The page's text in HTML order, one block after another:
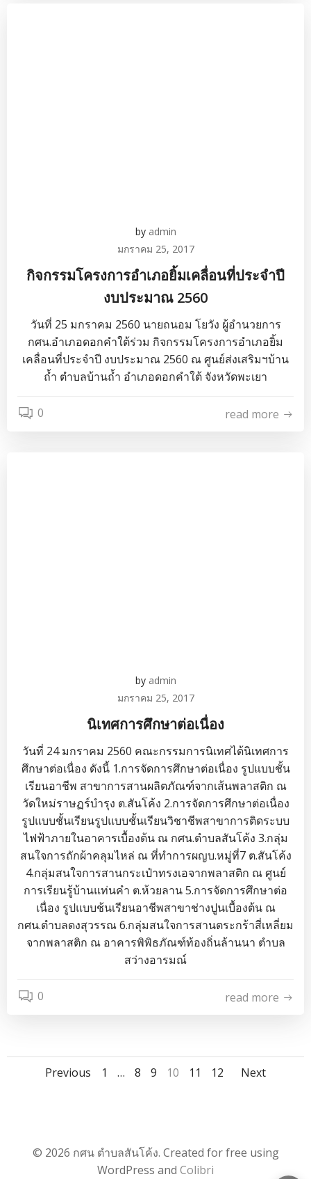
by admin
มกราคม 25, 2017
กิจกรรมโครงการอำเภอยิ้มเคลื่อนที่ประจำปี
งบประมาณ 2560
วันที่ 25 มกราคม 2560 นายถนอม โยวัง ผู้อำนวยการ
กศน.อำเภอดอกคำใต้ร่วม กิจกรรมโครงการอำเภอยิ้ม
เคลื่อนที่ประจำปี งบประมาณ 2560 ณ ศูนย์ส่งเสริมฯบ้าน
ถ้ำ ตำบลบ้านถ้ำ อำเภอดอกคำใต้ จังหวัดพะเยา
0 read more
by admin
มกราคม 25, 2017
นิเทศการศึกษาต่อเนื่อง
วันที่ 24 มกราคม 2560 คณะกรรมการนิเทศได้นิเทศการ
ศึกษาต่อเนื่อง ดังนี้ 1.การจัดการศึกษาต่อเนื่อง รูปแบบชั้น
เรียนอาชีพ สาขาการสานผลิตภัณฑ์จากเส้นพลาสติก ณ
วัดใหม่ราษฏร์บำรุง ต.สันโค้ง 2.การจัดการศึกษาต่อเนื่อง
รูปแบบชั้นเรียนรูปแบบชั้นเรียนวิชาชีพสาขาการติดระบบ
ไฟฟ้าภายในอาคารเบื้องต้น ณ กศน.ตำบลสันโค้ง 3.กลุ่ม
สนใจการถักผ้าคลุมไหล่ ณ ที่ทำการผญบ.หมู่ที่7 ต.สันโค้ง
4.กลุ่มสนใจการสานกระเป๋าทรงเอจากพลาสติก ณ ศูนย์
การเรียนรู้บ้านแท่นคำ ต.ห้วยลาน 5.การจัดการศึกษาต่อ
เนื่อง รูปแบบช้นเรียนอาชีพสาขาช่างปูนเบื้องต้น ณ
กศน.ตำบลดงสุวรรณ 6.กลุ่มสนใจการสานตระกร้าสี่เหลี่ยม
จากพลาสติก ณ อาคารพิพิธภัณฑ์ท้องถิ่นล้านนา ตำบล
สว่างอารมณ์
0 read more
Posts
Previous
Posts
Page
1 … Page
8 Page
9 Page
10 Page
11 Page
12
Posts
Next
© 2026 กศน ตำบลสันโค้ง. Created for free using
WordPress and Colibri